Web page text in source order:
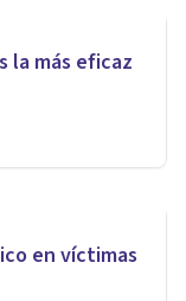
la más eficaz
persona
serlo?
en víctimas